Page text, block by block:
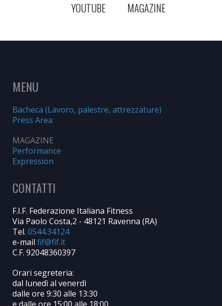
YOUTUBE
MAGAZINE
MENU
Bacheca (Lavoro, palestre, attrezzature)
Press Area
MAGAZINE
Performance
Expression
CONTATTI
F.I.F. Federazione Italiana Fitness
Via Paolo Costa,2 - 48121 Ravenna (RA)
Tel. 0544.34124
e-mail
C.F. 92048360397
Orari segreteria:
dal lunedì al venerdì
dalle ore 9:30 alle 13:30